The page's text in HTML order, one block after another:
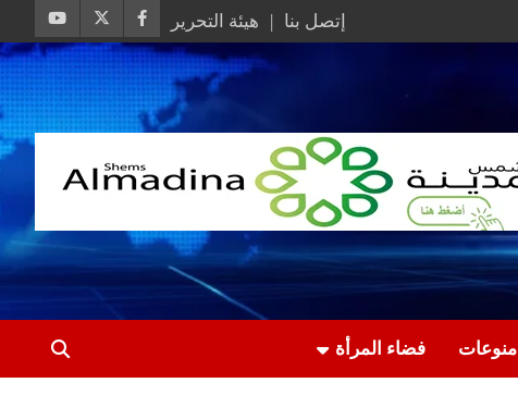
إتصل بنا هيئة التحرير
منوعات فضاء المرأة